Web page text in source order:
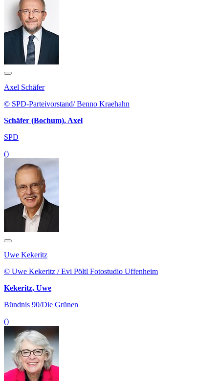
Axel Schäfer
© SPD-Parteivorstand/ Benno Kraehahn
Schäfer (Bochum), Axel
SPD
()
Uwe Kekeritz
© Uwe Kekeritz / Evi Pöltl Fotostudio Uffenheim
Kekeritz, Uwe
Bündnis 90/Die Grünen
()